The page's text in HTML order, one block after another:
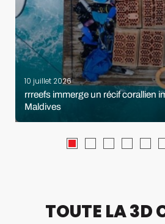
10 juillet 2026
rrreefs immerge un récif corallien
Maldives
TOUTE LA 3D